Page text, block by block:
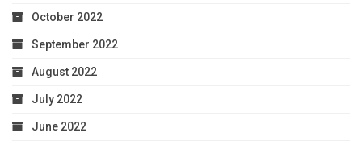
October 2022
September 2022
August 2022
July 2022
June 2022